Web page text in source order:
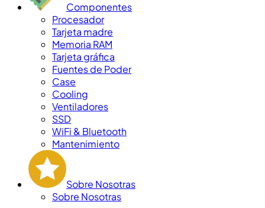
Componentes
Procesador
Tarjeta madre
Memoria RAM
Tarjeta gráfica
Fuentes de Poder
Case
Cooling
Ventiladores
SSD
WiFi & Bluetooth
Mantenimiento
Sobre Nosotras
Sobre Nosotras